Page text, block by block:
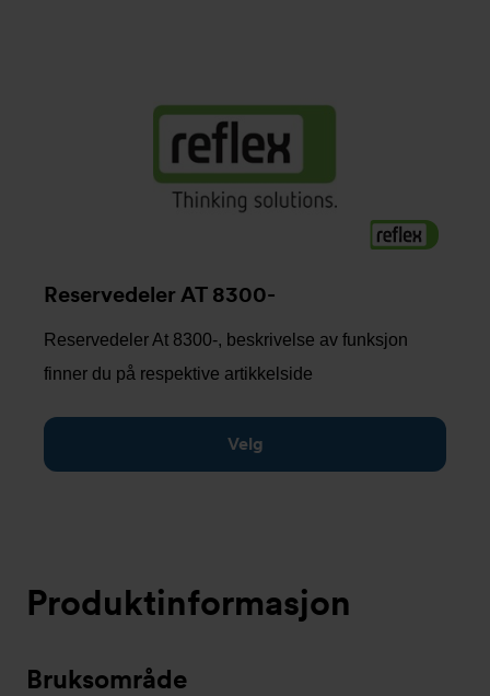
Reservedeler AT 8300-
Reservedeler At 8300-, beskrivelse av funksjon
finner du på respektive artikkelside
Velg
Produktinformasjon
Bruksområde